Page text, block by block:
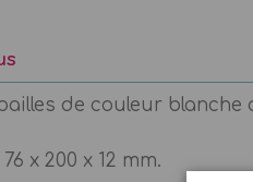
de couleur
x 200 x 12 mm.